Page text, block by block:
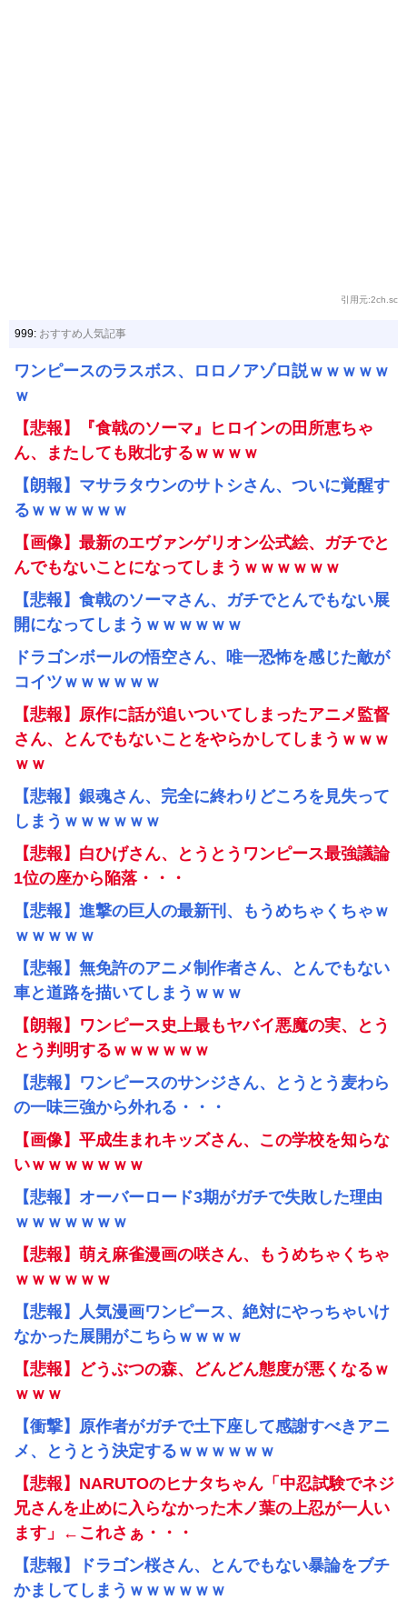
引用元:2ch.sc
999: おすすめ人気記事
ワンピースのラスボス、ロロノアゾロ説ｗｗｗｗｗ
ｗ
【悲報】『食戟のソーマ』ヒロインの田所恵ちゃ
ん、またしても敗北するｗｗｗｗ
【朗報】マサラタウンのサトシさん、ついに覚醒す
るｗｗｗｗｗｗ
【画像】最新のエヴァンゲリオン公式絵、ガチでと
んでもないことになってしまうｗｗｗｗｗｗ
【悲報】食戟のソーマさん、ガチでとんでもない展
開になってしまうｗｗｗｗｗｗ
ドラゴンボールの悟空さん、唯一恐怖を感じた敵が
コイツｗｗｗｗｗｗ
【悲報】原作に話が追いついてしまったアニメ監督
さん、とんでもないことをやらかしてしまうｗｗｗ
ｗｗ
【悲報】銀魂さん、完全に終わりどころを見失って
しまうｗｗｗｗｗｗ
【悲報】白ひげさん、とうとうワンピース最強議論
1位の座から陥落・・・
【悲報】進撃の巨人の最新刊、もうめちゃくちゃｗ
ｗｗｗｗｗ
【悲報】無免許のアニメ制作者さん、とんでもない
車と道路を描いてしまうｗｗｗ
【朗報】ワンピース史上最もヤバイ悪魔の実、とう
とう判明するｗｗｗｗｗｗ
【悲報】ワンピースのサンジさん、とうとう麦わら
の一味三強から外れる・・・
【画像】平成生まれキッズさん、この学校を知らな
いｗｗｗｗｗｗｗ
【悲報】オーバーロード3期がガチで失敗した理由
ｗｗｗｗｗｗｗ
【悲報】萌え麻雀漫画の咲さん、もうめちゃくちゃ
ｗｗｗｗｗｗ
【悲報】人気漫画ワンピース、絶対にやっちゃいけ
なかった展開がこちらｗｗｗｗ
【悲報】どうぶつの森、どんどん態度が悪くなるｗ
ｗｗｗ
【衝撃】原作者がガチで土下座して感謝すべきアニ
メ、とうとう決定するｗｗｗｗｗｗ
【悲報】NARUTOのヒナタちゃん「中忍試験でネジ
兄さんを止めに入らなかった木ノ葉の上忍が一人い
ます」←これさぁ・・・
【悲報】ドラゴン桜さん、とんでもない暴論をブチ
かましてしまうｗｗｗｗｗｗ